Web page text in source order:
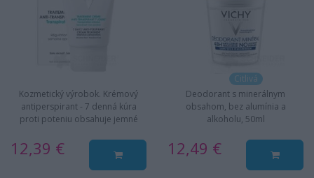
Kozmetický výrobok. Krémový
antiperspirant - 7 denná kúra
proti poteniu obsahuje jemné
12,39 €
Citlivá
Deodorant s minerálnym
obsahom, bez alumínia a
alkoholu, 50ml
12,49 €